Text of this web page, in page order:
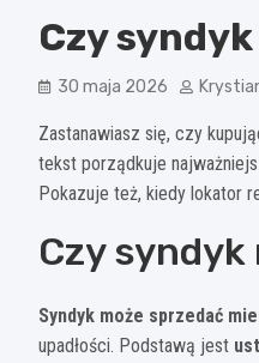
Czy
30 maja 2026
Zastanawiasz się, czy
tekst porządkuje
Pokazuje też, kiedy lokator
Czy
Syndyk może sprzedać
upadłości. Podstawą jest